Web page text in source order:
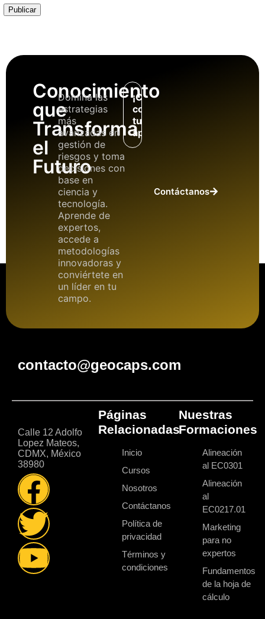
Conocimiento
que
Transforma
el
Futuro
Domina las
estrategias
más
avanzadas en
gestión de
riesgos y toma
decisiones con
base en
ciencia y
tecnología.
Aprende de
expertos,
accede a
metodologías
innovadoras y
conviértete en
un líder en tu
campo.
¡Comienza
con
tu
aprendizaje!
Contáctanos
contacto@geocaps.com
Calle 12 Adolfo
Lopez Mateos,
CDMX, México
38980
Páginas
Relacionadas
Inicio
Cursos
Nosotros
Contáctanos
Política de
privacidad
Términos y
condiciones
Nuestras
Formaciones
Alineación
al EC0301
Alineación
al
EC0217.01
Marketing
para no
expertos
Fundamentos
de la hoja de
cálculo